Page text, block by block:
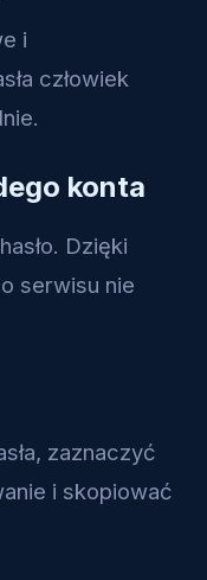
i
człowiek
konta
Dzięki
serwisu nie
zaznaczyć
i skopiować